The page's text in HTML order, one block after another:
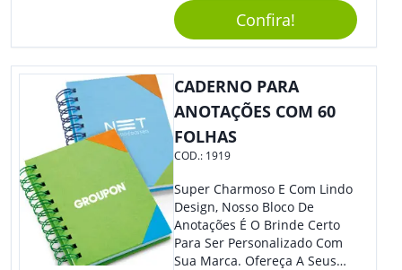
Empresa Em Eventos,
Reuniões Corporativas Ou Até
Mesmo Para Presentear
Colaboradores.
Confira!
CADERNO PARA
ANOTAÇÕES COM 60
FOLHAS
COD.: 1919
Super Charmoso E Com Lindo
Design, Nosso Bloco De
Anotações É O Brinde Certo
Para Ser Personalizado Com
Sua Marca. Ofereça A Seus